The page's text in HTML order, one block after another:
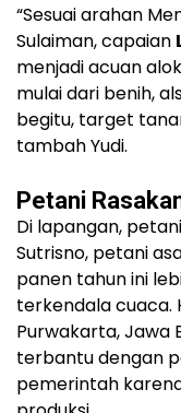
“Sesuai arahan
Sulaiman, capaian
menjadi acuan
mulai dari benih,
begitu, target
tambah Yudi.
Petani
Di lapangan,
Sutrisno, petani
panen tahun ini
terkendala cuaca.
Purwakarta, Jawa
terbantu dengan
pemerintah